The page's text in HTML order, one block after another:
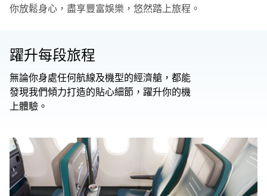
你放鬆身心，盡享豐富娛樂，悠然踏上旅程。
躍升每段旅程
無論你身處任何航線及機型的經濟艙，都能
發現我們傾力打造的貼心細節，躍升你的機
上體驗。